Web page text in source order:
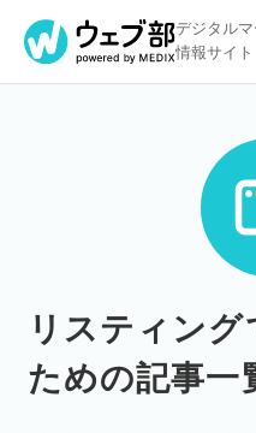
デジタル
情報サイ
リスティング広告
アドテクノロジー
リスティン
ための記事一